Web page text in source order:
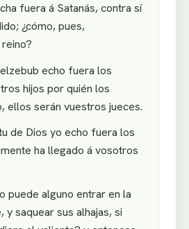
fuera á Satanás, contra sí
¿cómo, pues,
echo fuera los
hijos por quién los
ellos serán vuestros jueces.
de Dios yo echo fuera los
ha llegado á vosotros
puede alguno entrar en la
y saquear sus alhajas, si